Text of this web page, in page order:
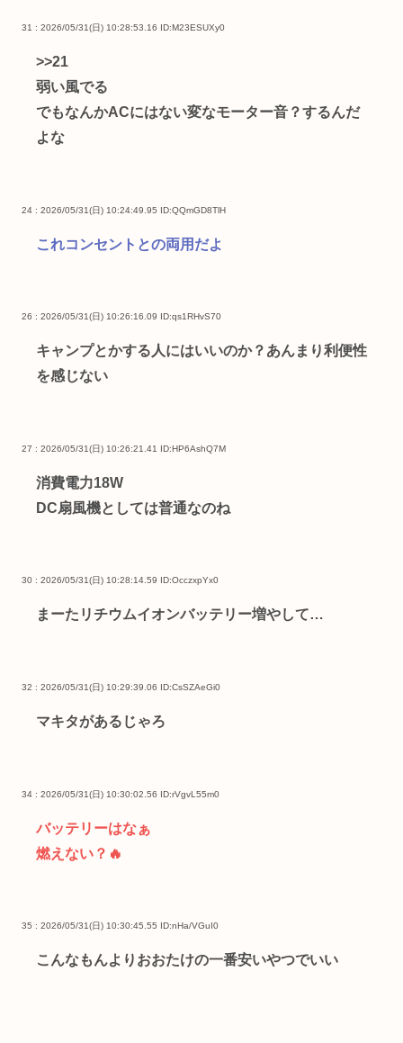
31 : 2026/05/31(日) 10:28:53.16 ID:M23ESUXy0
>>21
弱い風でる
でもなんかACにはない変なモーター音？するんだ
よな
24 : 2026/05/31(日) 10:24:49.95 ID:QQmGD8TlH
これコンセントとの両用だよ
26 : 2026/05/31(日) 10:26:16.09 ID:qs1RHvS70
キャンプとかする人にはいいのか？あんまり利便性
を感じない
27 : 2026/05/31(日) 10:26:21.41 ID:HP6AshQ7M
消費電力18W
DC扇風機としては普通なのね
30 : 2026/05/31(日) 10:28:14.59 ID:OcczxpYx0
まーたリチウムイオンバッテリー増やして…
32 : 2026/05/31(日) 10:29:39.06 ID:CsSZAeGi0
マキタがあるじゃろ
34 : 2026/05/31(日) 10:30:02.56 ID:rVgvL55m0
バッテリーはなぁ
燃えない？🔥
35 : 2026/05/31(日) 10:30:45.55 ID:nHa/VGuI0
こんなもんよりおおたけの一番安いやつでいい